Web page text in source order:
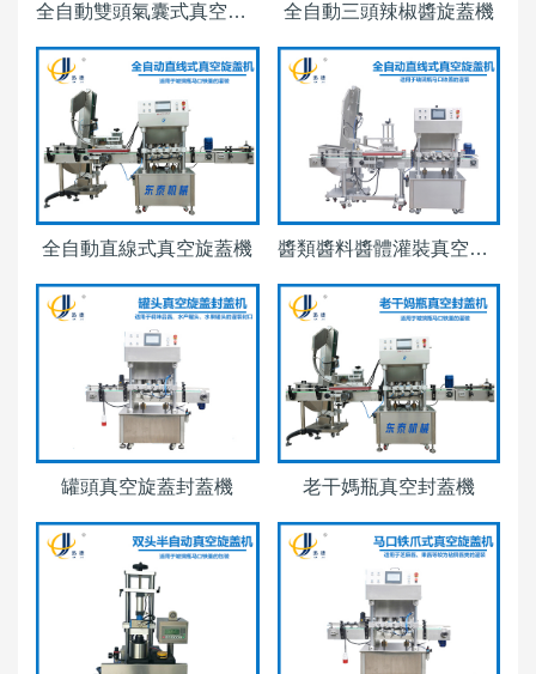
全自動雙頭氣囊式真空旋蓋機 全自動三頭辣椒醬旋蓋機
全自動直線式真空旋蓋機 醬類醬料醬體灌裝真空旋蓋機
罐頭真空旋蓋封蓋機 老干媽瓶真空封蓋機